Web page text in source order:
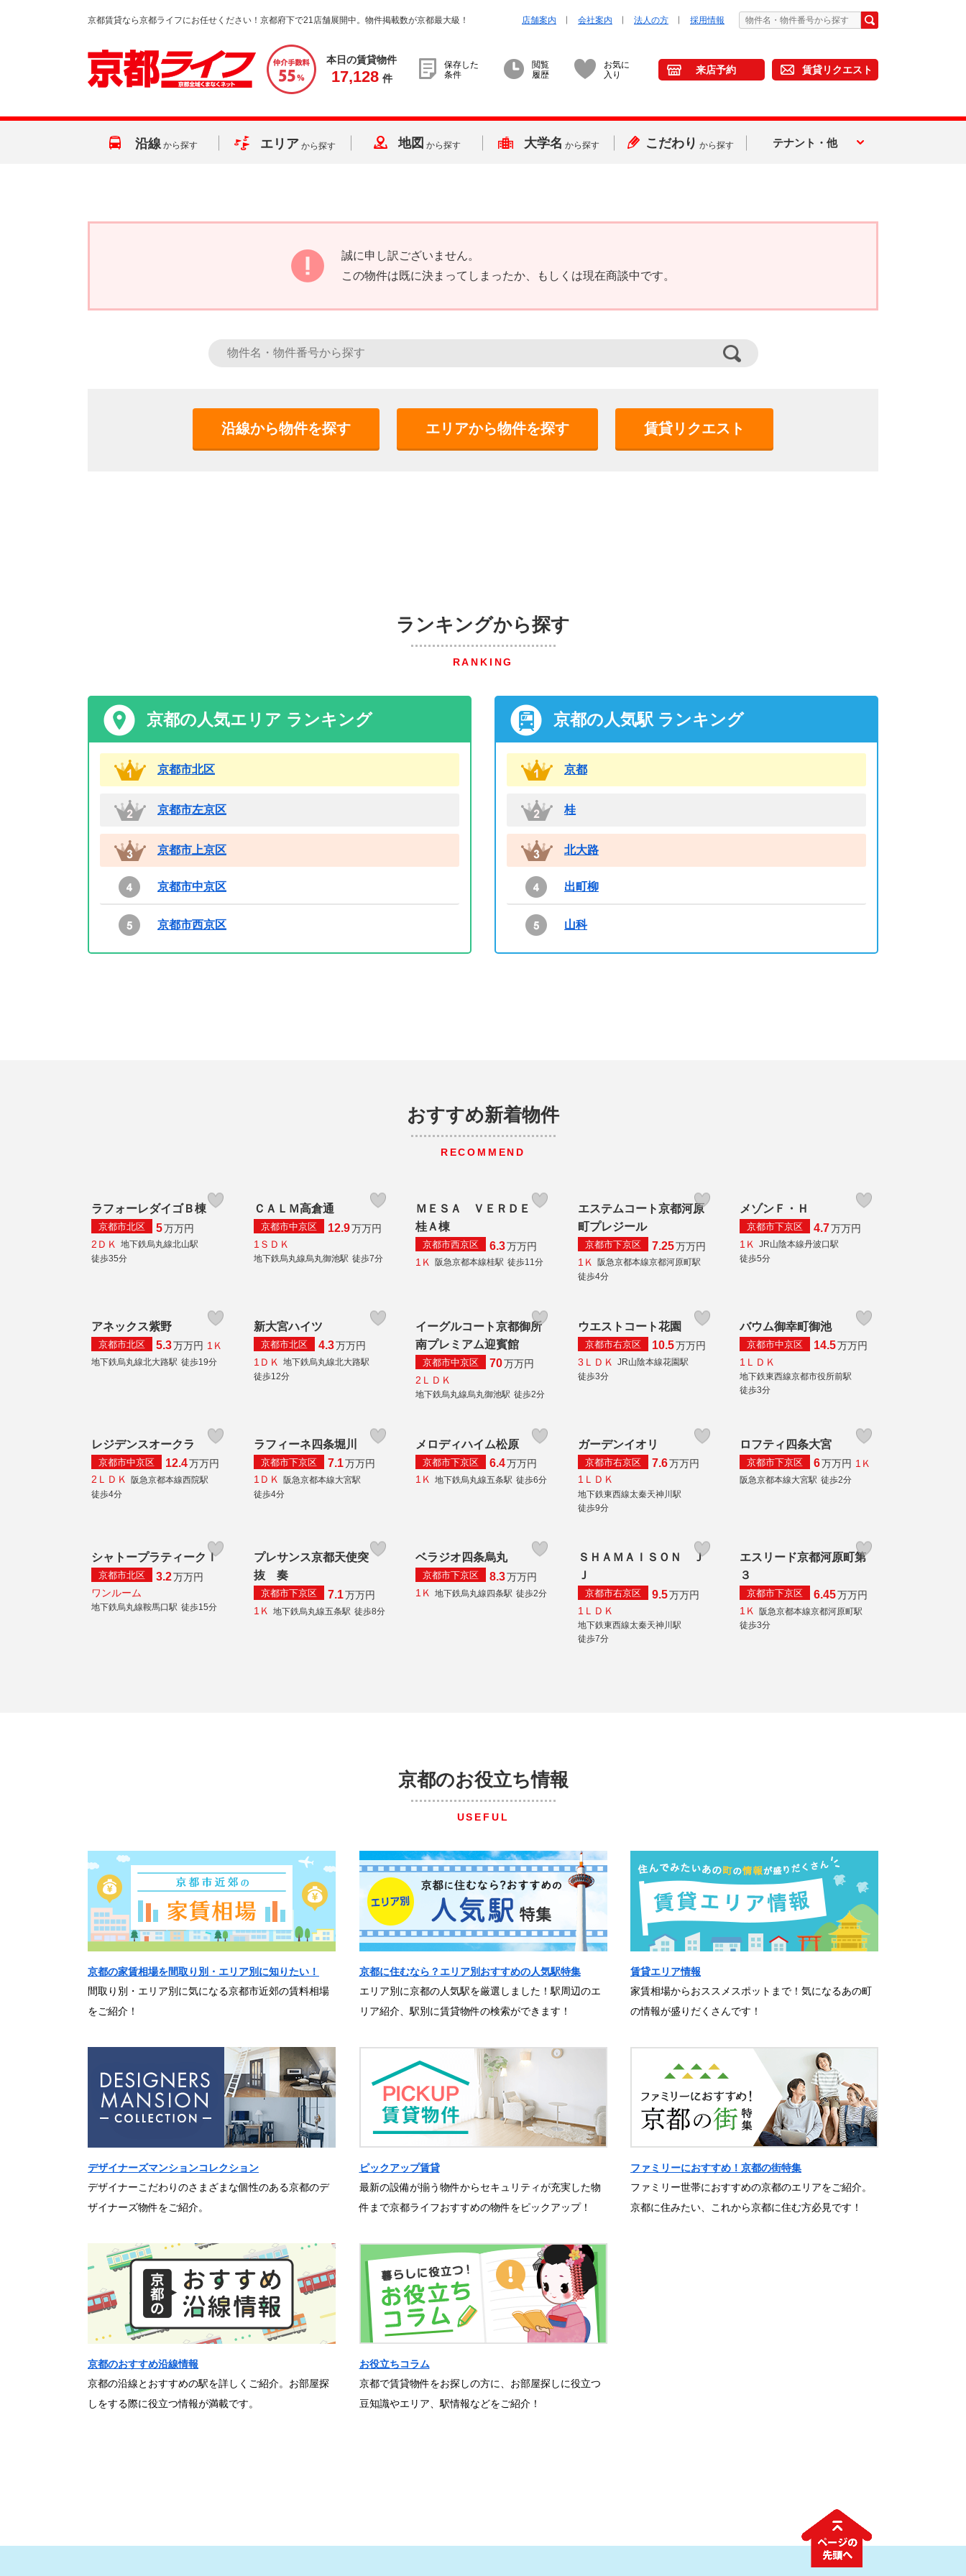
京都賃貸なら京都ライフにお任せください！京都府下で21店舗展開中。物件掲載数が京都最大級！ 店舗案内 会社案内 法人の方 採用情報
本日の賃貸物件
17,128 件
保存した
条件
閲覧
履歴
お気に
入り
来店予約 賃貸リクエスト
沿線 から探す エリア から探す 地図 から探す 大学名 から探す こだわり から探す テナント・他
誠に申し訳ございません。
この物件は既に決まってしまったか、もしくは現在商談中です。
沿線から物件を探す エリアから物件を探す 賃貸リクエスト
ランキングから探す
RANKING
京都の人気エリア ランキング
京都市北区
京都市左京区
京都市上京区
京都市中京区
京都市西京区
京都の人気駅 ランキング
京都
桂
北大路
出町柳
山科
おすすめ新着物件
RECOMMEND
ラフォーレダイゴＢ棟
京都市北区 5万万円
2ＤＫ
地下鉄烏丸線北山駅
徒歩35分
ＣＡＬＭ高倉通
京都市中京区 12.9万万円
1ＳＤＫ
地下鉄烏丸線烏丸御池駅 徒歩7分
ＭＥＳＡ ＶＥＲＤＥ
桂Ａ棟
京都市西京区 6.3万万円
1Ｋ
阪急京都本線桂駅 徒歩11分
エステムコート京都河原
町プレジール
京都市下京区 7.25万万円
1Ｋ
阪急京都本線京都河原町駅
徒歩4分
メゾンＦ・Ｈ
京都市下京区 4.7万万円
1Ｋ
JR山陰本線丹波口駅
徒歩5分
アネックス紫野
京都市北区 5.3万万円 1Ｋ
地下鉄烏丸線北大路駅 徒歩19分
新大宮ハイツ
京都市北区 4.3万万円
1ＤＫ
地下鉄烏丸線北大路駅
徒歩12分
イーグルコート京都御所
南プレミアム迎賓館
京都市中京区 70万万円
2ＬＤＫ
地下鉄烏丸線烏丸御池駅 徒歩2分
ウエストコート花園
京都市右京区 10.5万万円
3ＬＤＫ
JR山陰本線花園駅
徒歩3分
バウム御幸町御池
京都市中京区 14.5万万円
1ＬＤＫ
地下鉄東西線京都市役所前駅
徒歩3分
レジデンスオークラ
京都市中京区 12.4万万円
2ＬＤＫ 阪急京都本線西院駅
徒歩4分
ラフィーネ四条堀川
京都市下京区 7.1万万円
1ＤＫ 阪急京都本線大宮駅
徒歩4分
メロディハイム松原
京都市下京区 6.4万万円
1Ｋ 地下鉄烏丸線五条駅 徒歩6分
ガーデンイオリ
京都市右京区 7.6万万円
1ＬＤＫ
地下鉄東西線太秦天神川駅
徒歩9分
ロフティ四条大宮
京都市下京区 6万万円 1Ｋ
阪急京都本線大宮駅 徒歩2分
シャトープラティークⅠ
京都市北区 3.2万万円
ワンルーム
地下鉄烏丸線鞍馬口駅 徒歩15分
プレサンス京都天使突
抜 奏
京都市下京区 7.1万万円
1Ｋ
地下鉄烏丸線五条駅 徒歩8分
ベラジオ四条烏丸
京都市下京区 8.3万万円
1Ｋ
地下鉄烏丸線四条駅 徒歩2分
ＳＨＡＭＡＩＳＯＮ Ｊ
Ｊ
京都市右京区 9.5万万円
1ＬＤＫ
地下鉄東西線太秦天神川駅
徒歩7分
エスリード京都河原町第
３
京都市下京区 6.45万万円
1Ｋ
阪急京都本線京都河原町駅
徒歩3分
京都のお役立ち情報
USEFUL
京都の家賃相場を間取り別・エリア別に知りたい！
間取り別・エリア別に気になる京都市近郊の賃料相場
をご紹介！
京都に住むなら？エリア別おすすめの人気駅特集
エリア別に京都の人気駅を厳選しました！駅周辺のエ
リア紹介、駅別に賃貸物件の検索ができます！
賃貸エリア情報
家賃相場からおススメスポットまで！気になるあの町
の情報が盛りだくさんです！
デザイナーズマンションコレクション
デザイナーこだわりのさまざまな個性のある京都のデ
ザイナーズ物件をご紹介。
ピックアップ賃貸
最新の設備が揃う物件からセキュリティが充実した物
件まで京都ライフおすすめの物件をピックアップ！
ファミリーにおすすめ！京都の街特集
ファミリー世帯におすすめの京都のエリアをご紹介。
京都に住みたい、これから京都に住む方必見です！
京都のおすすめ沿線情報
京都の沿線とおすすめの駅を詳しくご紹介。お部屋探
しをする際に役立つ情報が満載です。
お役立ちコラム
京都で賃貸物件をお探しの方に、お部屋探しに役立つ
豆知識やエリア、駅情報などをご紹介！